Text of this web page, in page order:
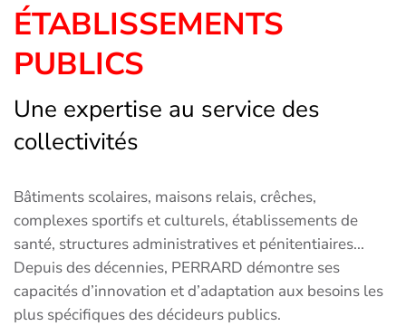
ÉTABLISSEMENTS
PUBLICS
Une expertise au service des
collectivités
Bâtiments scolaires, maisons relais, crêches,
complexes sportifs et culturels, établissements de
santé, structures administratives et pénitentiaires...
Depuis des décennies, PERRARD démontre ses
capacités d’innovation et d’adaptation aux besoins les
plus spécifiques des décideurs publics.